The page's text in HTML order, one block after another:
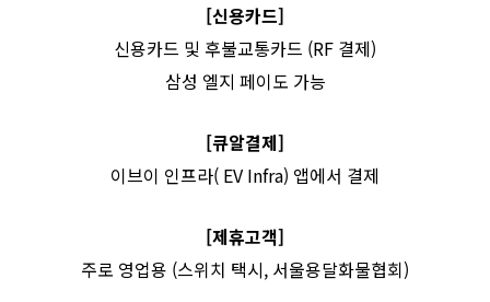
[신용카드]
신용카드 및 후불교통카드 (RF 결제)
삼성 엘지 페이도 가능
[큐알결제]
이브이 인프라( EV Infra) 앱에서 결제
[제휴고객]
주로 영업용 (스위치 택시, 서울용달화물협회)